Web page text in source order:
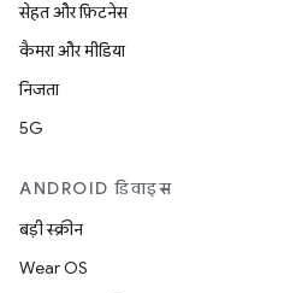
सेहत और फ़िटनेस
कैमरा और मीडिया
निजता
5G
ANDROID डिवाइस
बड़ी स्क्रीन
Wear OS